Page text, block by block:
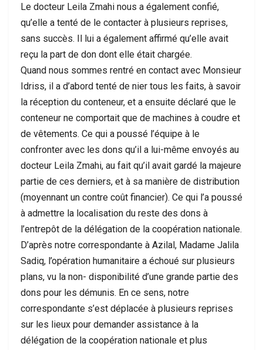
Le docteur Leila Zmahi nous a également confié,
qu’elle a tenté de le contacter à plusieurs reprises,
sans succès. Il lui a également affirmé qu’elle avait
reçu la part de don dont elle était chargée.
Quand nous sommes rentré en contact avec Monsieur
Idriss, il a d’abord tenté de nier tous les faits, à savoir
la réception du conteneur, et a ensuite déclaré que le
conteneur ne comportait que de machines à coudre et
de vêtements. Ce qui a poussé l’équipe à le
confronter avec les dons qu’il a lui-même envoyés au
docteur Leila Zmahi, au fait qu’il avait gardé la majeure
partie de ces derniers, et à sa manière de distribution
(moyennant un contre coût financier). Ce qui l’a poussé
à admettre la localisation du reste des dons à
l’entrepôt de la délégation de la coopération nationale.
D’après notre correspondante à Azilal, Madame Jalila
Sadiq, l’opération humanitaire a échoué sur plusieurs
plans, vu la non- disponibilité d’une grande partie des
dons pour les démunis. En ce sens, notre
correspondante s’est déplacée à plusieurs reprises
sur les lieux pour demander assistance à la
délégation de la coopération nationale et plus